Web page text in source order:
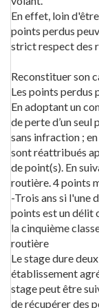
En effet, loin
points perdus
strict respect des
Reconstituer son
Les points perdus
En adoptant un
de perte d’un
sans infraction ;
sont réattribués
de point(s). En
routière. 4 points
-Trois ans si l'une
points est un délit
la cinquième
routière
Le stage dure
établissement
stage peut être
de récupérer des